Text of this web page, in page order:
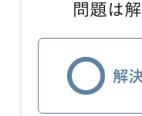
問題は
解